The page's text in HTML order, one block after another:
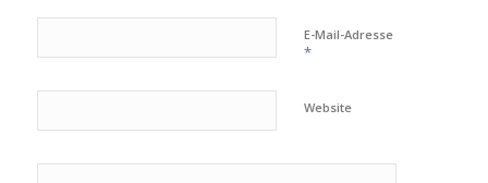
E-Mail-Adresse
*
Website